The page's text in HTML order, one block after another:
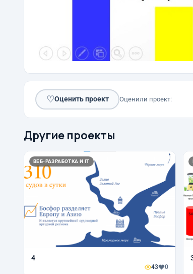
♡Оценить проект Оценили проект:
Другие проекты
ВЕБ-РАЗРАБОТКА И IT
4
43 0